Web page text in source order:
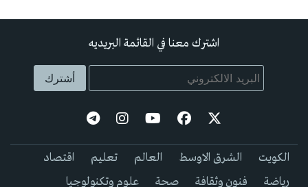
اشترك معنا في القائمة البريديه
الكويت الشرق الاوسط العالم تعليم
اقتصاد
رياضة
فنون وثقافة صحة علوم وتكنولوجيا